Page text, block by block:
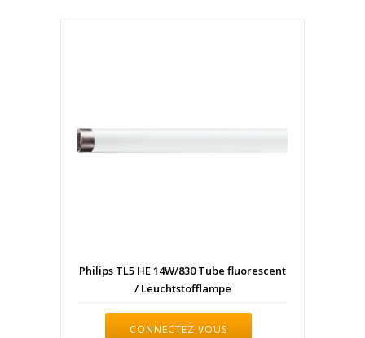
Philips TL5 HE 14W/830 Tube fluorescent
/ Leuchtstofflampe
CONNECTEZ VOUS